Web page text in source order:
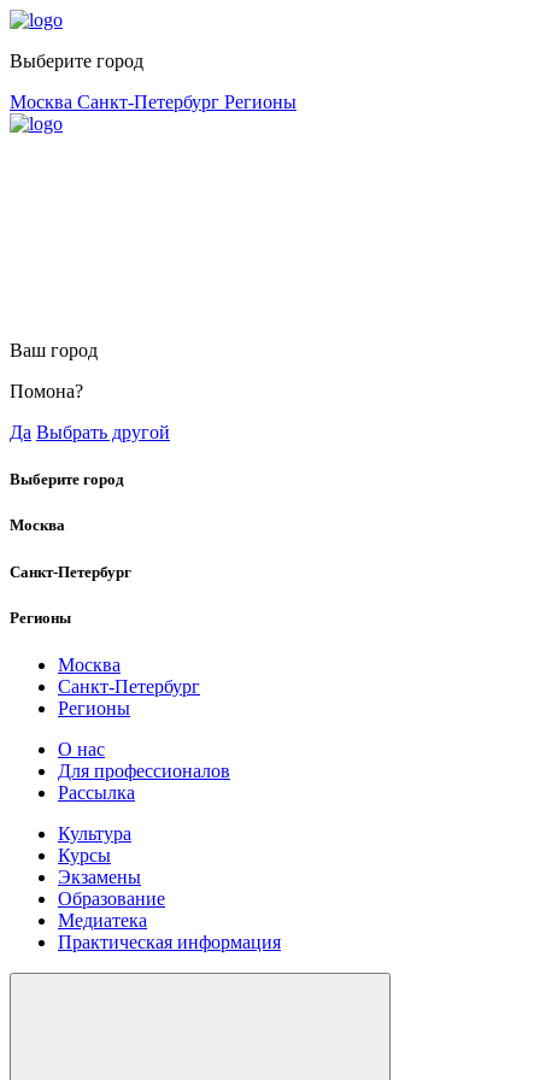
Выберите город
Москва Санкт-Петербург Регионы
Ваш город
Помона?
Да Выбрать другой
Выберите город
Москва
Санкт-Петербург
Регионы
Москва
Санкт-Петербург
Регионы
О нас
Для профессионалов
Рассылка
Культура
Курсы
Экзамены
Образование
Медиатека
Практическая информация